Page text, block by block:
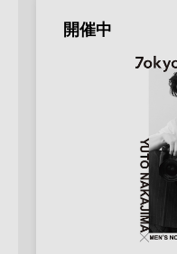
開催中